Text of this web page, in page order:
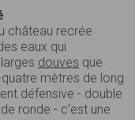
château recrée
eaux qui
douves que
mètres de long
défensive - double
ronde - c’est une